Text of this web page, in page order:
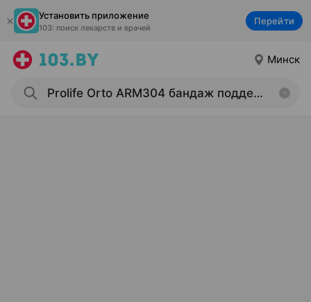
Установить приложение
103: поиск лекарств и врачей
Перейти
Минск